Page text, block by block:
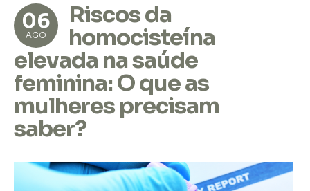
06
AGO
Riscos da
homocisteína
elevada na saúde
feminina: O que as
mulheres precisam
saber?